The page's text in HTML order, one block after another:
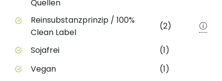
Quellen
Reinsubstanzprinzip / 100%
Clean Label
(2) ⓘ
Sojafrei
(1)
Vegan
(1)